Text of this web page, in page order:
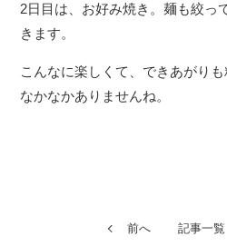
2日目は、お好み焼き。麺も絞っ
きます。
こんなに楽しくて、できあがり
なかなかありませんね。
前へ 記事一覧